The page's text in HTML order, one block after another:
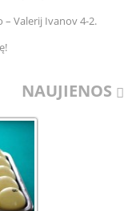
– Valerij Ivanov 4-2.
NAUJIENOS